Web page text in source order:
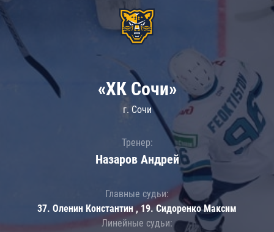
«ХК Сочи»
г. Сочи
Тренер:
Назаров Андрей
Главные судьи:
37. Оленин Константин , 19. Сидоренко Максим
Линейные судьи: